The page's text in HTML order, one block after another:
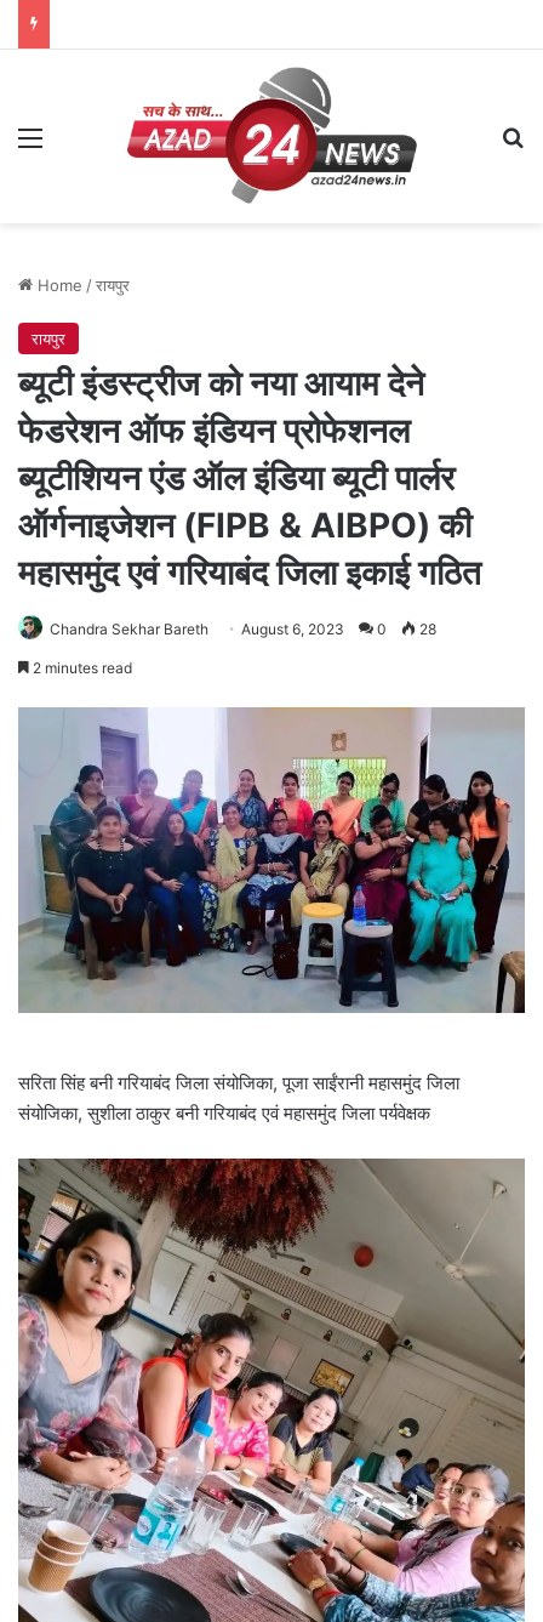
Menu
Home /रायपुर
रायपुर
ब्यूटी इंडस्ट्रीज को नया आयाम देने
फेडरेशन ऑफ इंडियन प्रोफेशनल
ब्यूटीशियन एंड ऑल इंडिया ब्यूटी पार्लर
ऑर्गनाइजेशन (FIPB & AIBPO) की
महासमुंद एवं गरियाबंद जिला इकाई गठित
Chandra Sekhar Bareth August 6, 2023 0 28
2 minutes read
सरिता सिंह बनी गरियाबंद जिला संयोजिका, पूजा साईंरानी महासमुंद जिला
संयोजिका, सुशीला ठाकुर बनी गरियाबंद एवं महासमुंद जिला पर्यवेक्षक